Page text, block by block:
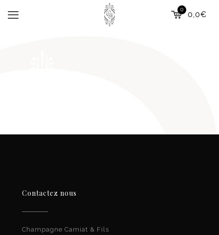
0
0,0€
Contactez nous
Champagne Camiat & Fils